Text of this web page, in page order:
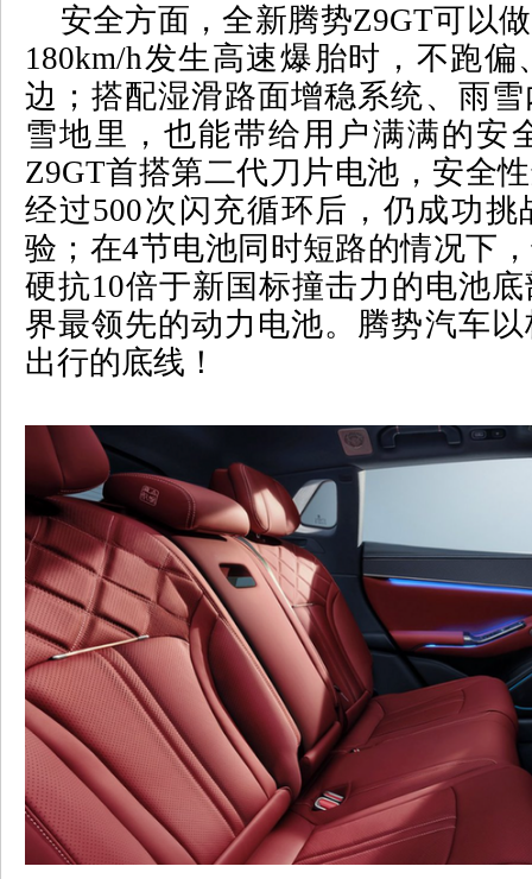
安全方面，全新腾势Z9GT可以
180km/h发生高速爆胎时，不跑
边；搭配湿滑路面增稳系统、雨
雪地里，也能带给用户满满的安
Z9GT首搭第二代刀片电池，安全
经过500次闪充循环后，仍成功挑
验；在4节电池同时短路的情况下
硬抗10倍于新国标撞击力的电池
界最领先的动力电池。腾势汽车
出行的底线！